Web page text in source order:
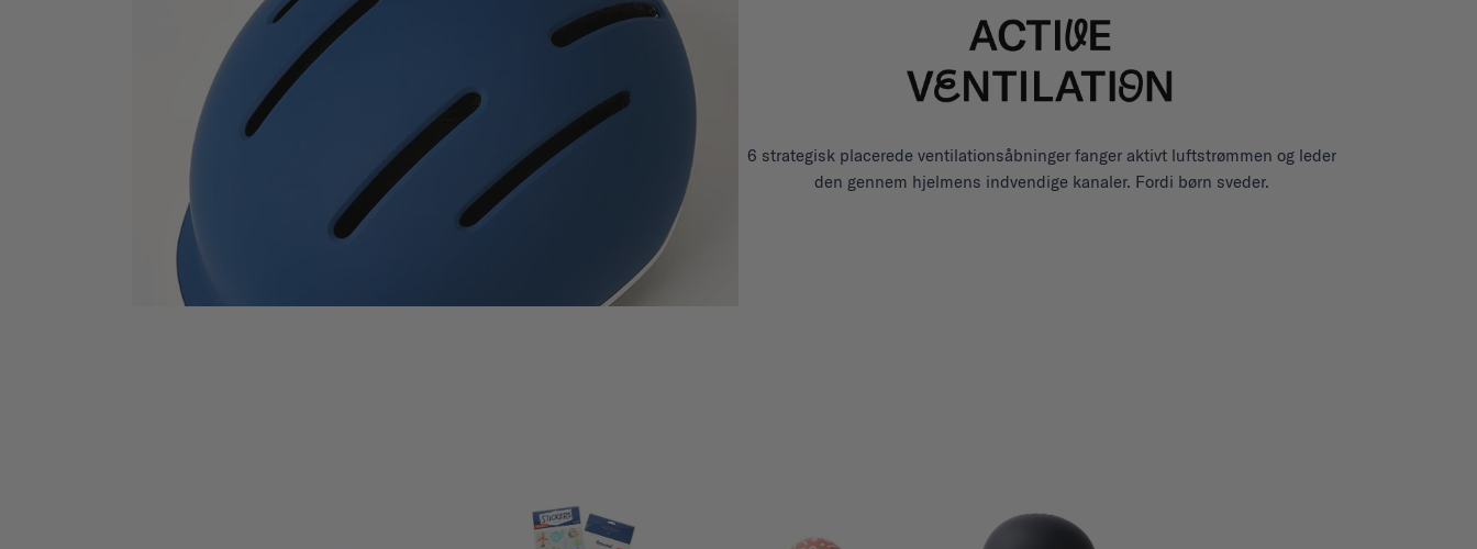
6 strategisk placerede ventilationsåbninger fanger aktivt luftstrømmen og leder
den gennem hjelmens indvendige kanaler. Fordi børn sveder.